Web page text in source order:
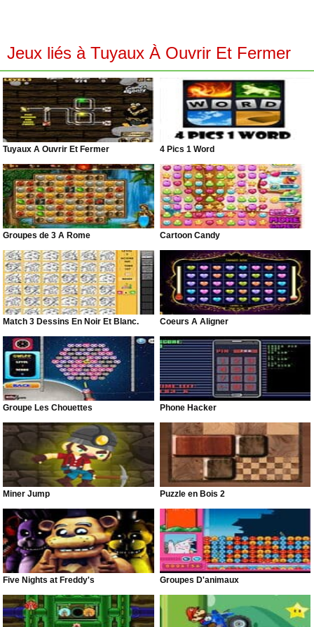
Jeux liés à Tuyaux À Ouvrir Et Fermer
Tuyaux À Ouvrir Et Fermer 4 Pics 1 Word
Groupes de 3 À Rome Cartoon Candy
Match 3 Dessins En Noir Et Blanc. Coeurs À Aligner
Groupe Les Chouettes Phone Hacker
Miner Jump Puzzle en Bois 2
Five Nights at Freddy's Groupes D'animaux